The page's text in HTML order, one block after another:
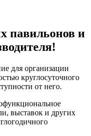
павильонов и
для организации
круглосуточного
от него.
выставок и других